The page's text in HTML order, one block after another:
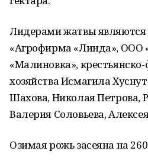
Лидерами жатвы
«Агрофирма «Линда», ООО
«Малиновка»,
хозяйства Исмагила
Шахова, Николая Петрова,
Валерия Соловьева,
Озимая рожь засеяна на